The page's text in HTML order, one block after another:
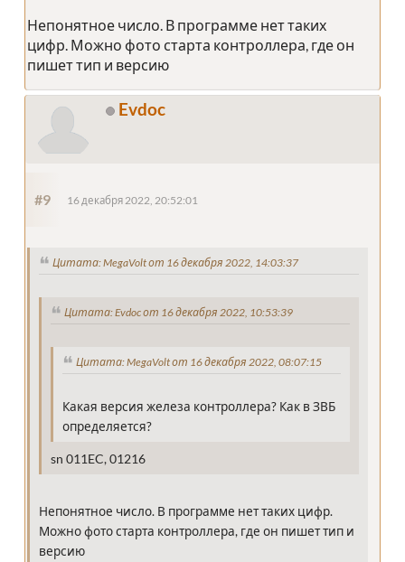
Непонятное число. В программе нет таких
цифр. Можно фото старта контроллера, где он
пишет тип и версию
Evdoc
#9 16 декабря 2022, 20:52:01
Цитата: MegaVolt от 16 декабря 2022, 14:03:37
Цитата: Evdoc от 16 декабря 2022, 10:53:39
Цитата: MegaVolt от 16 декабря 2022, 08:07:15
Какая версия железа контроллера? Как в ЗВБ
определяется?
sn 011EC, 01216
Непонятное число. В программе нет таких цифр.
Можно фото старта контроллера, где он пишет тип и
версию